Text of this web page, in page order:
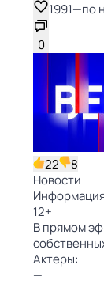
1991—по
0
22
8
Новости
12+
В прямом
Актеры:
—